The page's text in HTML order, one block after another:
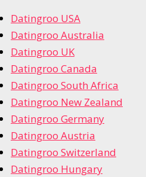
Datingroo USA
Datingroo Australia
Datingroo UK
Datingroo Canada
Datingroo South Africa
Datingroo New Zealand
Datingroo Germany
Datingroo Austria
Datingroo Switzerland
Datingroo Hungary